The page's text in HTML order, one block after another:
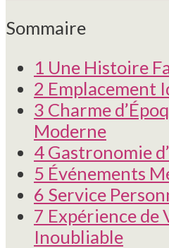
Sommaire
1 Une Histoire
2 Emplacement
3 Charme
Moderne
4 Gastronomie
5 Événements
6 Service
7 Expérience de
Inoubliable